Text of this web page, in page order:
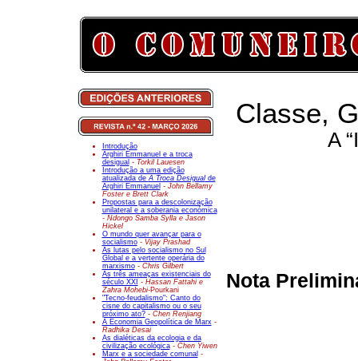
Introdução
Arghiri Emmanuel e a troca
desigual - Torkil Lauesen
Introdução a uma edição
atualizada deA Troca Desigualde
Arghiri Emmanuel - John Bellamy
Foster e Brett Clark
Propostas para a descolonização
unilateral e a soberania económica
- Ndongo Samba Sylla e Jason
Hickel
O mundo quer avançar para o
socialismo- Vijay Prashad
As lutas pelo socialismo no Sul
Global e a vertente operária do
marxismo- Chris Gilbert
As três ameaças existenciais do
século XXI - Hassan Fattahi e
Zahra Mohebi-Pourkani
"Tecno-feudalismo": Canto do
cisne do capitalismo ou o seu
próximo ato? - Chen Renjiang
A Economia Geopolítica de Marx-
Radhika Desai
As dialéticas da ecologia e da
civilização ecológica - Chen Yiwen
Marx e a sociedade comunal -
Classe,
A
Nota